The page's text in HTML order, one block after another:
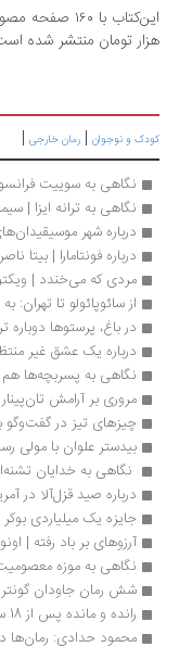
هزار تومان منتشر شده
کودک و نوجوان | رمان خارجی |
نگاهی به سوییت
نگاهی به ترانه ایزا |
درباره شهر
درباره فونتامارا | بیتا ناصر
مردی که می‌خندد |
از سائوپائولو تا تهران:
در باغ، پرستوها دوباره
درباره یک عشق غیر
نگاهی به پسربچه‌ها هم
مروری بر آرامش
چیزهای تیز در گفت‌وگو
بیدستر علوان با مولی
نگاهی به خدایان
درباره صید قزل‌آلا در
جایزه یک میلیاردی
آرزوهای بر باد رفته |
نگاهی به موزه
شش رمان جاودان گونتر
رانده و مانده پس از 18 سال
محمود حدادی: رمان‌ها